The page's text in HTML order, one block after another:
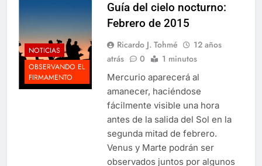
NOTICIAS
OBSERVANDO EL
FIRMAMENTO
Guía del cielo nocturno:
Febrero de 2015
Ricardo J. Tohmé
12 años
atrás
0 1 minutos
Mercurio aparecerá al
amanecer, haciéndose
fácilmente visible una hora
antes de la salida del Sol en la
segunda mitad de febrero.
Venus y Marte podrán ser
observados juntos por algunos